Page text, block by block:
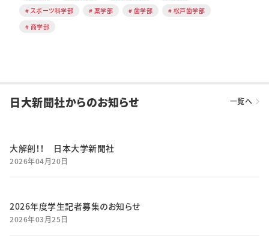
スポーツ科学部
薬学部 歯学部
松戸歯学部
商学部
日大新聞社からのお知らせ 一覧へ
大解剖！！ 日本大学新聞社
2026年04月20日
2026年度学生記者募集のお知らせ
2026年03月25日